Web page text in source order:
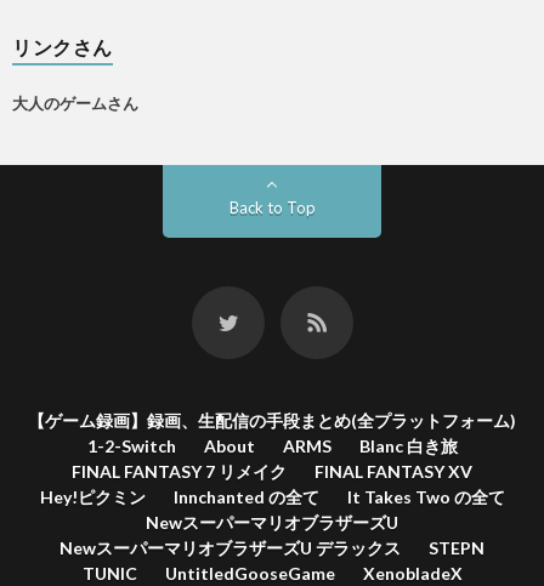
リンクさん
大人のゲームさん
Back to Top
【ゲーム録画】録画、生配信の手段まとめ(全プラットフォーム)
1-2-Switch
About ARMS
Blanc 白き旅
FINAL FANTASY 7 リメイク
FINAL FANTASY XV
Hey!ピクミン
Innchanted の全て
It Takes Two の全て
NewスーパーマリオブラザーズU
NewスーパーマリオブラザーズU デラックス
STEPN
TUNIC
UntitledGooseGame
XenobladeX